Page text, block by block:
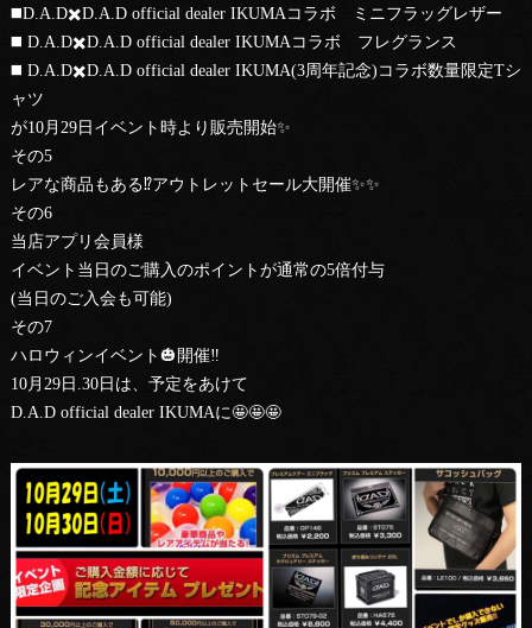
◼️D.A.D✖️D.A.D official dealer IKUMAコラボ ミニフラッグレザー
◼️ D.A.D✖️D.A.D official dealer IKUMAコラボ フレグランス
◼️ D.A.D✖️D.A.D official dealer IKUMA(3周年記念)コラボ数量限定Tシ
ャツ
が10月29日イベント時より販売開始✨
その5
レアな商品もある⁉️アウトレットセール大開催✨✨
その6
当店アプリ会員様
イベント当日のご購入のポイントが通常の5倍付与
(当日のご入会も可能)
その7
ハロウィンイベント🎃開催‼️
10月29日.30日は、予定をあけて
D.A.D official dealer IKUMAに🤩🤩🤩